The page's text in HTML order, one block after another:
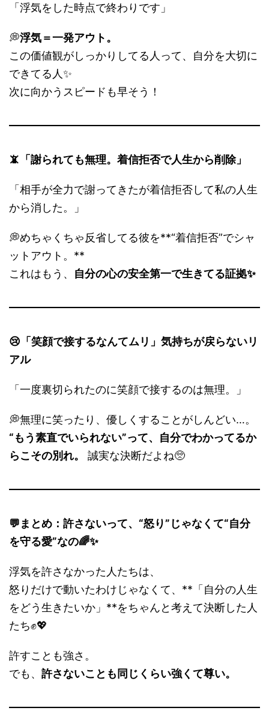
「浮気をした時点で終わりです」
💭浮気＝一発アウト。
この価値観がしっかりしてる人って、自分を大切に
できてる人✨
次に向かうスピードも早そう！
📵「謝られても無理。着信拒否で人生から削除」
「相手が全力で謝ってきたが着信拒否して私の人生
から消した。」
💭めちゃくちゃ反省してる彼を**“着信拒否”でシャ
ットアウト。**
これはもう、 自分の心の安全第一で生きてる証拠✨
😢「笑顔で接するなんてムリ」気持ちが戻らないリ
アル
「一度裏切られたのに笑顔で接するのは無理。」
💭無理に笑ったり、優しくすることがしんどい…。
“もう素直でいられない”って、自分でわかってるか
らこその別れ。
誠実な決断だよね🥺
💬まとめ：許さないって、“怒り”じゃなくて“自分
を守る愛”なの🌈✨
浮気を許さなかった人たちは、
怒りだけで動いたわけじゃなくて、**「自分の人生
をどう生きたいか」**をちゃんと考えて決断した人
たち✊💖
許すことも強さ。
でも、 許さないことも同じくらい強くて尊い。